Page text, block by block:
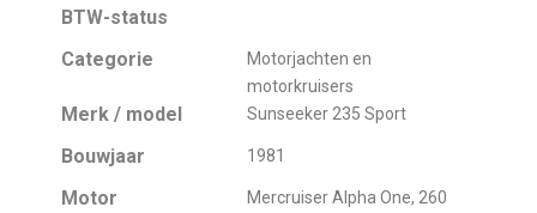
BTW-status
Categorie
Motorjachten en
motorkruisers
Merk / model Sunseeker 235 Sport
Bouwjaar 1981
Motor
Mercruiser Alpha One, 260